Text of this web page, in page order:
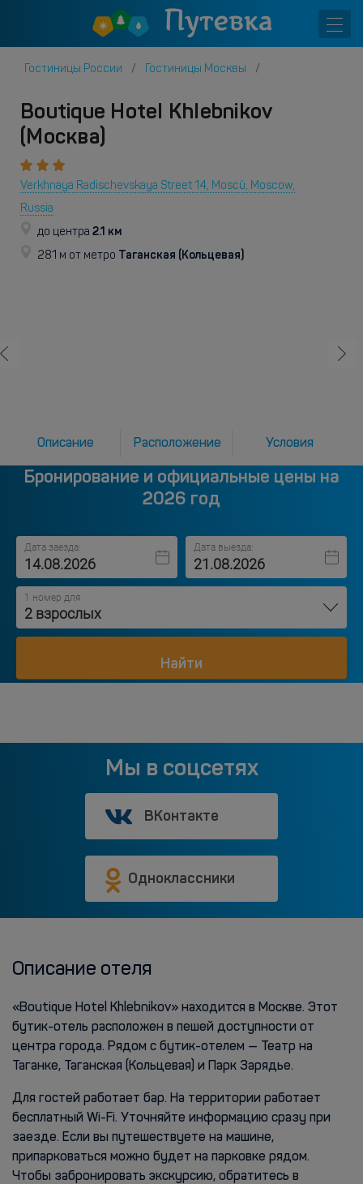
Гостиницы России Гостиницы Москвы
Boutique Hotel Khlebnikov
(Москва)
Verkhnaya Radischevskaya Street 14, Moscú, Moscow,
Russia
до центра 2.1 км
281 м от метро Таганская (Кольцевая)
Описание Расположение Условия
Бронирование и официальные цены на
2026 год
Дата заезда: Дата выезда:
1 номер для
2 взрослых
Найти
Мы в соцсетях
ВКонтакте
Одноклассники
Описание отеля
«Boutique Hotel Khlebnikov» находится в Москве. Этот
бутик-отель расположен в пешей доступности от
центра города. Рядом с бутик-отелем — Театр на
Таганке, Таганская (Кольцевая) и Парк Зарядье.
Для гостей работает бар. На территории работает
бесплатный Wi-Fi. Уточняйте информацию сразу при
заезде. Если вы путешествуете на машине,
припарковаться можно будет на парковке рядом.
Чтобы забронировать экскурсию, обратитесь в